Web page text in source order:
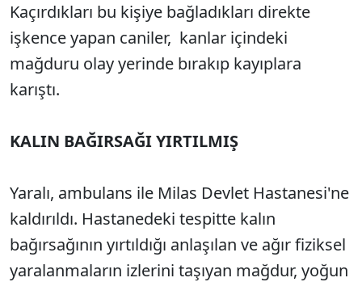
Kaçırdıkları bu kişiye bağladıkları direkte
işkence yapan caniler, kanlar içindeki
mağduru olay yerinde bırakıp kayıplara
karıştı.
KALIN BAĞIRSAĞI YIRTILMIŞ
Yaralı, ambulans ile Milas Devlet Hastanesi'ne
kaldırıldı. Hastanedeki tespitte kalın
bağırsağının yırtıldığı anlaşılan ve ağır fiziksel
yaralanmaların izlerini taşıyan mağdur, yoğun